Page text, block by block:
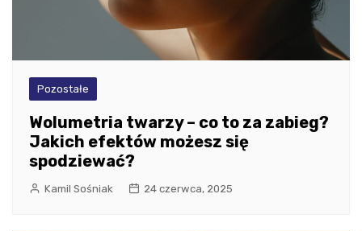
Pozostałe
Wolumetria twarzy – co to za zabieg?
Jakich efektów możesz się
spodziewać?
Kamil Sośniak 24 czerwca, 2025